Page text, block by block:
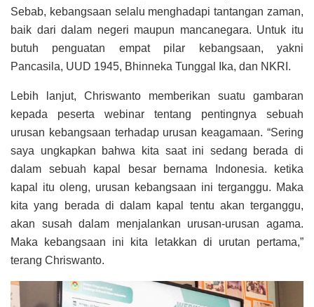
Sebab, kebangsaan selalu menghadapi tantangan zaman,
baik dari dalam negeri maupun mancanegara. Untuk itu
butuh penguatan empat pilar kebangsaan, yakni
Pancasila, UUD 1945, Bhinneka Tunggal Ika, dan NKRI.
Lebih lanjut, Chriswanto memberikan suatu gambaran
kepada peserta webinar tentang pentingnya sebuah
urusan kebangsaan terhadap urusan keagamaan. “Sering
saya ungkapkan bahwa kita saat ini sedang berada di
dalam sebuah kapal besar bernama Indonesia. ketika
kapal itu oleng, urusan kebangsaan ini terganggu. Maka
kita yang berada di dalam kapal tentu akan terganggu,
akan susah dalam menjalankan urusan-urusan agama.
Maka kebangsaan ini kita letakkan di urutan pertama,”
terang Chriswanto.